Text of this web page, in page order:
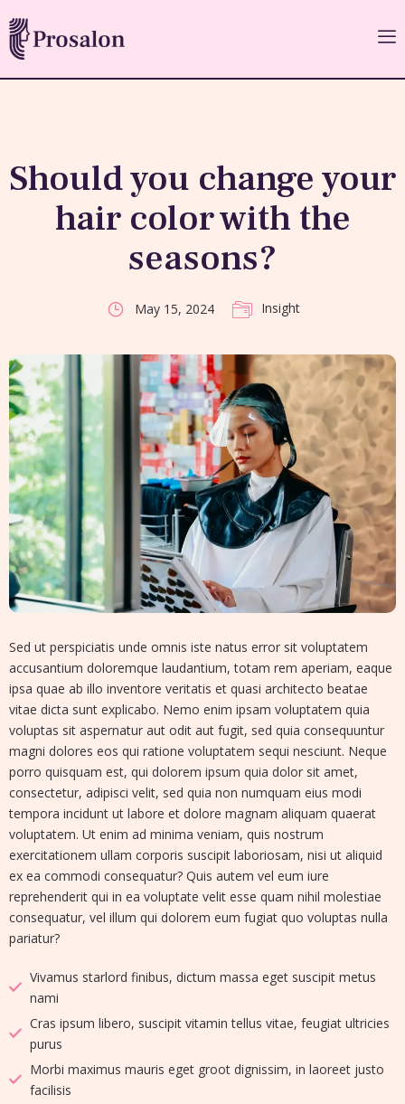
Should you change your
hair color with the
seasons?
May 15, 2024 Insight
Sed ut perspiciatis unde omnis iste natus error sit voluptatem
accusantium doloremque laudantium, totam rem aperiam, eaque
ipsa quae ab illo inventore veritatis et quasi architecto beatae
vitae dicta sunt explicabo. Nemo enim ipsam voluptatem quia
voluptas sit aspernatur aut odit aut fugit, sed quia consequuntur
magni dolores eos qui ratione voluptatem sequi nesciunt. Neque
porro quisquam est, qui dolorem ipsum quia dolor sit amet,
consectetur, adipisci velit, sed quia non numquam eius modi
tempora incidunt ut labore et dolore magnam aliquam quaerat
voluptatem. Ut enim ad minima veniam, quis nostrum
exercitationem ullam corporis suscipit laboriosam, nisi ut aliquid
ex ea commodi consequatur? Quis autem vel eum iure
reprehenderit qui in ea voluptate velit esse quam nihil molestiae
consequatur, vel illum qui dolorem eum fugiat quo voluptas nulla
pariatur?
Vivamus starlord finibus, dictum massa eget suscipit metus
nami
Cras ipsum libero, suscipit vitamin tellus vitae, feugiat ultricies
purus
Morbi maximus mauris eget groot dignissim, in laoreet justo
facilisis